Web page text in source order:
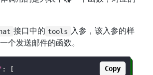
接口中的 tools 入参，该入参的样
个发送邮件的函数。
:
[
Copy